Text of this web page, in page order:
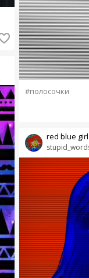
#полосочки
red blue girl